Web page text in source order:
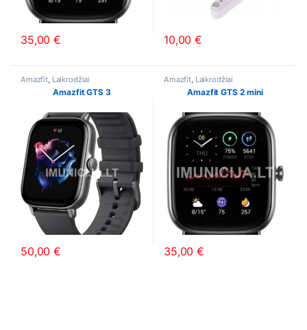
35,00€
This product has multiple variants. The options may be chosen
10,00€
This product has multiple
Amazfit, Laikrodžiai
Amazfit GTS 3
50,00€
This product has multiple variants. The options may be chosen
Amazfit, Laikrodžiai
Amazfit GTS 2 mini
35,00€
This product has multiple